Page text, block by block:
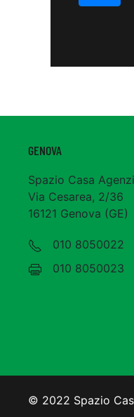
GENOVA
Spazio Casa
Via Cesarea, 2/36
16121 Genova (GE)
010 8050022
010 8050023
© 2022 Spazio